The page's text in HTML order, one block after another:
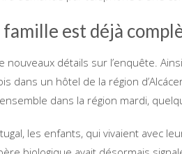
famille est déjà
nouveaux détails sur l’enquête.
dans un hôtel de la région
dans la région mardi,
les enfants, qui vivaient avec